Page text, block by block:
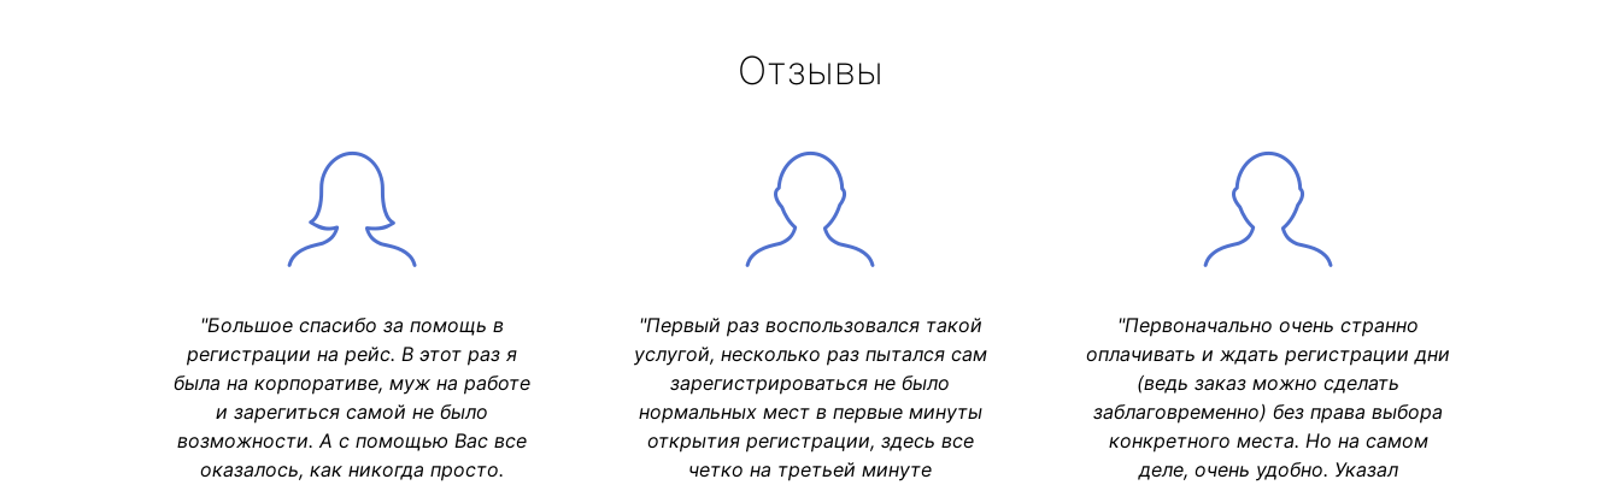
Отзывы
"Большое спасибо за помощь в
регистрации на рейс. В этот раз я
была на корпоративе, муж на работе
и зарегиться самой не было
возможности. А с помощью Вас все
оказалось, как никогда просто.
"Первый раз воспользовался такой
услугой, несколько раз пытался сам
зарегистрироваться не было
нормальных мест в первые минуты
открытия регистрации, здесь все
четко на третьей минуте
"Первоначально очень странно
оплачивать и ждать регистрации дни
(ведь заказ можно сделать
заблаговременно) без права выбора
конкретного места. Но на самом
деле, очень удобно. Указал